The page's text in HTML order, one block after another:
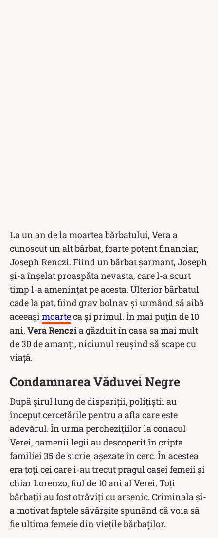
La un an de la moartea bărbatului, Vera a
cunoscut un alt bărbat, foarte potent financiar,
Joseph Renczi. Fiind un bărbat șarmant, Joseph
și-a înșelat proaspăta nevasta, care l-a scurt
timp l-a amenințat pe acesta. Ulterior bărbatul
cade la pat, fiind grav bolnav și urmând să aibă
aceeașimoarteca și primul. În mai puțin de 10
ani, Vera Renczia găzduit în casa sa mai mult
de 30 de amanți, niciunul reușind să scape cu
viață.
Condamnarea Văduvei Negre
După șirul lung de dispariții, polițiștii au
început cercetările pentru a afla care este
adevărul. În urma perchezițiilor la conacul
Verei, oamenii legii au descoperit în cripta
familiei 35 de sicrie, așezate în cerc. În acestea
era toți cei care i-au trecut pragul casei femeii și
chiar Lorenzo, fiul de 10 ani al Verei. Toți
bărbații au fost otrăviți cu arsenic. Criminala și-
a motivat faptele săvârșite spunând că voia să
fie ultima femeie din viețile bărbaților.